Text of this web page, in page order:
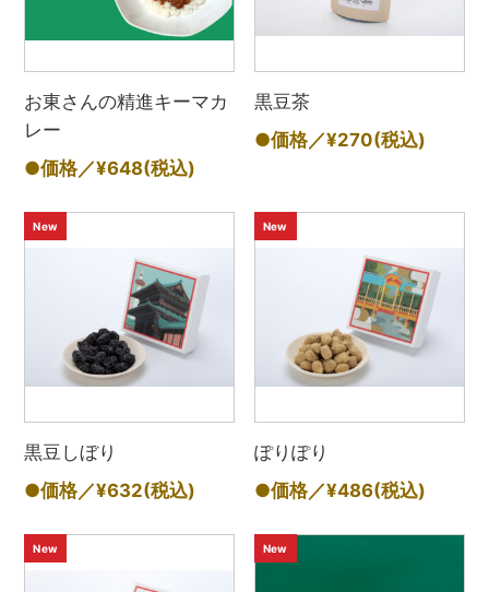
お東さんの精進キーマカ
レー
●価格／¥648(税込)
黒豆茶
●価格／¥270(税込)
New
黒豆しぼり
●価格／¥632(税込)
New
ぽりぽり
●価格／¥486(税込)
New New